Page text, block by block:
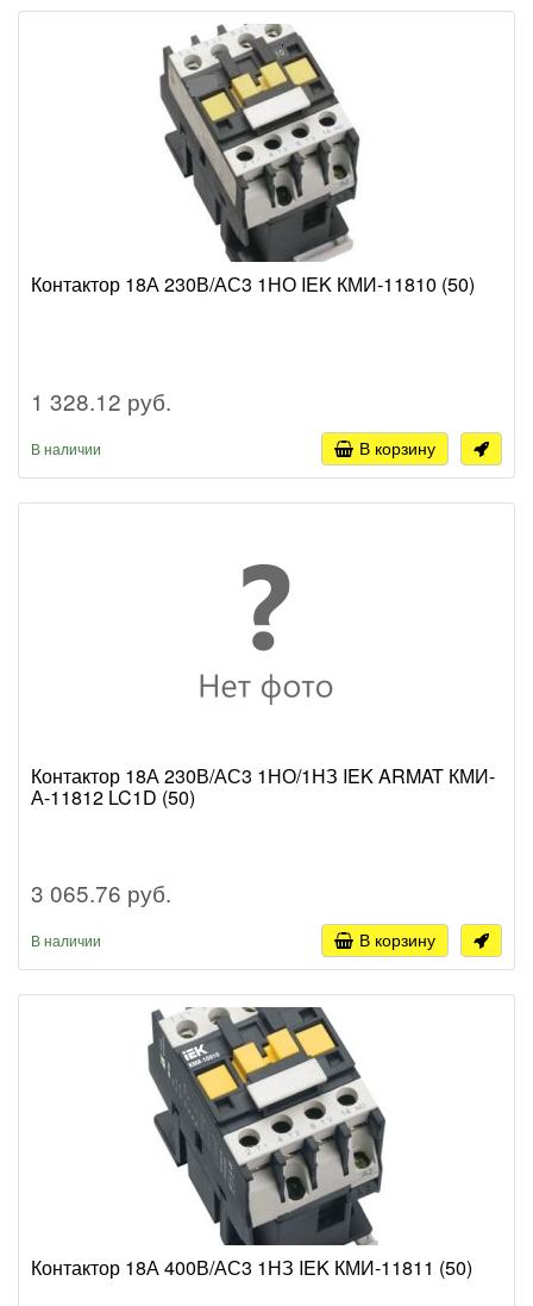
Контактор 18А 230В/АС3 1НО IEK КМИ-11810 (50)
1 328.12 руб.
В наличии В корзину
Контактор 18А 230В/АС3 1НО/1НЗ IEK ARMAT КМИ-
А-11812 LC1D (50)
3 065.76 руб.
В наличии В корзину
Контактор 18А 400В/АС3 1НЗ IEK КМИ-11811 (50)